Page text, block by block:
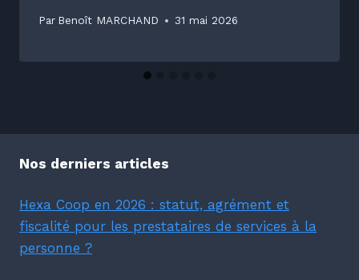
Par Benoît MARCHAND 31 mai 2026
Nos derniers articles
Hexa Coop en 2026 : statut, agrément et
fiscalité pour les prestataires de services à la
personne ?